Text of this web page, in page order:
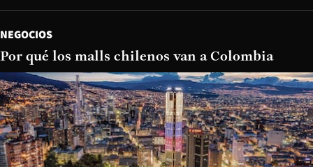
NEGOCIOS
Por qué los malls chilenos van a Colombia